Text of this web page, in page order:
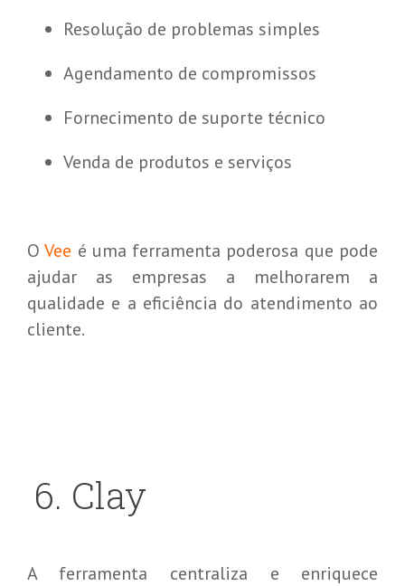
Resolução de problemas simples
Agendamento de compromissos
Fornecimento de suporte técnico
Venda de produtos e serviços
O Vee é uma ferramenta poderosa que pode
ajudar as empresas a melhorarem a
qualidade e a eficiência do atendimento ao
cliente.
6. Clay
A ferramenta centraliza e enriquece